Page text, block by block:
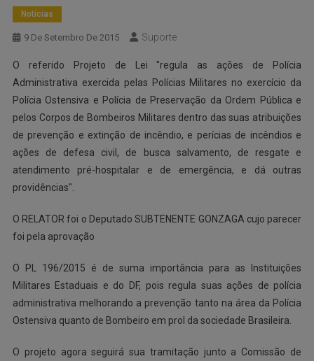
Notícias
9 De Setembro De 2015 Suporte
O referido Projeto de Lei "regula as ações de Polícia
Administrativa exercida pelas Polícias Militares no exercício da
Polícia Ostensiva e Polícia de Preservação da Ordem Pública e
pelos Corpos de Bombeiros Militares dentro das suas atribuições
de prevenção e extinção de incêndio, e perícias de incêndios e
ações de defesa civil, de busca salvamento, de resgate e
atendimento pré-hospitalar e de emergência, e dá outras
providências".
O RELATOR foi o Deputado SUBTENENTE GONZAGA cujo parecer
foi pela aprovação
O PL 196/2015 é de suma importância para as Instituições
Militares Estaduais e do DF, pois regula suas ações de polícia
administrativa melhorando a prevenção tanto na área da Polícia
Ostensiva quanto de Bombeiro em prol da sociedade Brasileira.
O projeto agora seguirá sua tramitação junto a Comissão de